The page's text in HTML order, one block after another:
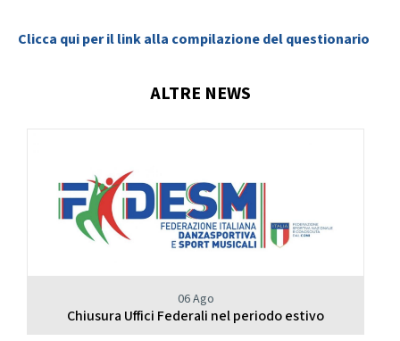
Clicca qui per il link alla compilazione del questionario
ALTRE NEWS
06 Ago
Chiusura Uffici Federali nel periodo estivo